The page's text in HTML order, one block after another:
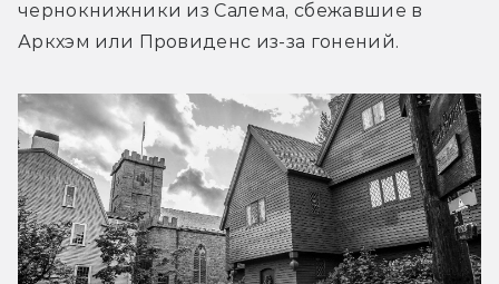
чернокнижники из Салема, сбежавшие в
Аркхэм или Провиденс из-за гонений.